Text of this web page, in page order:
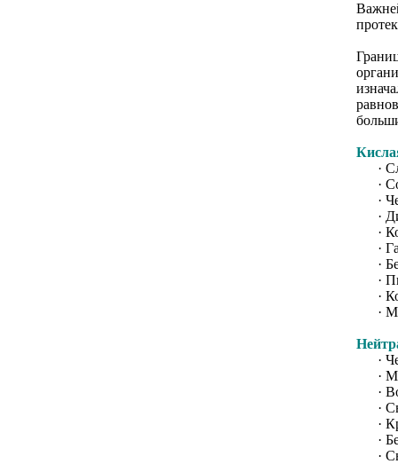
·
·
·
·
·
·
·
·
·
·
·
·
·
·
·
·
·